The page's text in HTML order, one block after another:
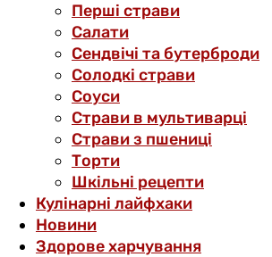
Перші страви
Салати
Сендвічі та бутерброди
Солодкі страви
Соуси
Страви в мультиварці
Страви з пшениці
Торти
Шкільні рецепти
Кулінарні лайфхаки
Новини
Здорове харчування